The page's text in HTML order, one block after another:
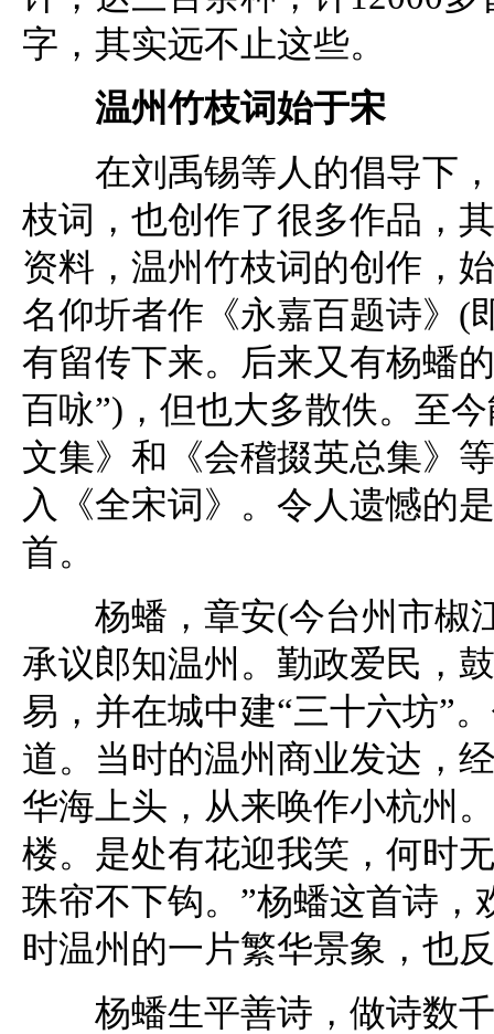
字，其实远不止这些。
温州竹枝词始于宋
在刘禹锡等人的倡导下，
枝词，也创作了很多作品，
资料，温州竹枝词的创作，
名仰圻者作《永嘉百题诗》(
有留传下来。后来又有杨蟠
百咏”)，但也大多散佚。至
文集》和《会稽掇英总集》
入《全宋词》。令人遗憾的
首。
杨蟠，章安(今台州市椒江
承议郎知温州。勤政爱民，
易，并在城中建“三十六坊”
道。当时的温州商业发达，
华海上头，从来唤作小杭州
楼。是处有花迎我笑，何时
珠帘不下钩。”杨蟠这首诗
时温州的一片繁华景象，也
杨蟠生平善诗，做诗数千